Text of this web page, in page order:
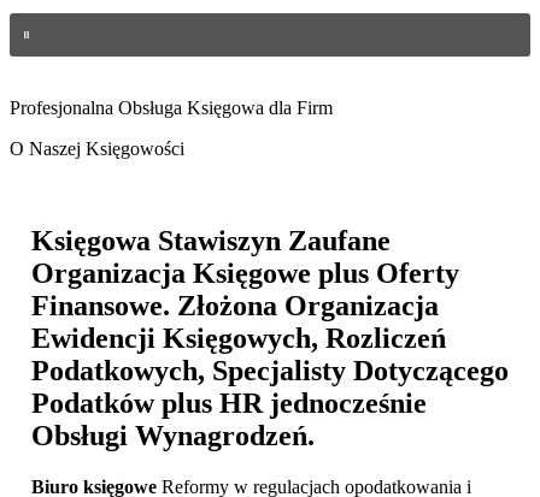
Profesjonalna Obsługa Księgowa dla Firm
O Naszej Księgowości
Księgowa Stawiszyn Zaufane
Organizacja Księgowe plus Oferty
Finansowe. Złożona Organizacja
Ewidencji Księgowych, Rozliczeń
Podatkowych, Specjalisty Dotyczącego
Podatków plus HR jednocześnie
Obsługi Wynagrodzeń.
Biuro księgowe Reformy w regulacjach opodatkowania i